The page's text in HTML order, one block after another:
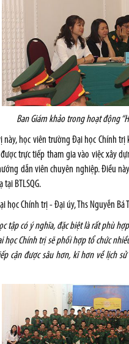
Ban Giám khảo trong hoạt động
học viên trường Đại học Chính
trực tiếp tham gia vào việc xây
dẫn viên chuyên nghiệp. Điều
BTLSQG.
Chính trị - Đại úy, Ths Nguyễn Bá
tập có ý nghĩa, đặc biệt là rất phù
học Chính trị sẽ phối hợp tổ chức
cận được sâu hơn, kĩ hơn về lịch